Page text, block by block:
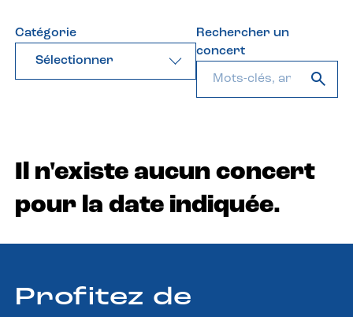
Catégorie
Sélectionner
Rechercher un
concert
Il n'existe aucun concert
pour la date indiquée.
Profitez de